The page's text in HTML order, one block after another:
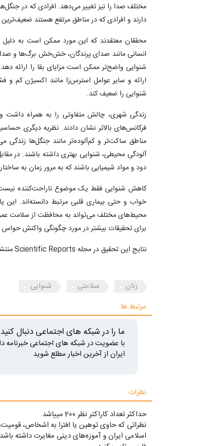
مختلف صدا را نیز تغییر می‌دهد. افرادی که در
دارند و افرادی که در مناطق مرتفع هستند
محققان معتقدند که این مورد ممکن است به
انسانی مانند صدای پرندگان، خش‌خش برگ‌ها و
شنوایی واضح‌تر ممکن است مزایای بقا را ارائه
ارائه و سایر عوامل استرس‌زا مانند اکسیژن کم و
شنوایی را ضعیف کند.
زندگی شهری، چالش متفاوتی را به همراه
فرکانس‌های بالاتر نشان دادند. نظریه دیگری
مناطق ساکت‌تر و کم‌آلوده‌تر مانند جنگل‌ها
آلودگی محیطی، شنوایی بهتری داشته باشند. در
دود و مواد شیمیایی باشند که به مرور زمان به
کاهش شنوایی فقط یک موضوع ناراحت‌کننده نیست.
خواب و حتی بیماری قلبی مرتبط دانسته‌اند. این
محیط‌های مختلف می‌تواند به محافظت از سلامت
برای تحقیقات بیشتر در مورد چگونگی واکنش حواس
نتایج این تحقیق در مجله Scientific Reports منتشر شده است.
زنان سلامتی
شنوایی
مرتبط ها
ما را در شبکه های اجتماعی دنبال کنید
با عضویت در شبکه های اجتماعی خبرنامه
ایران از آخرین اخبار مطلع شوید
نظرات
حداکثر تعداد کاراکتر نظر 200 ميياشد
نظراتی که حاوی توهین یا افترا به اشخاص،
اسلامی ایران و آموزه‌های دینی مغایرت داشته